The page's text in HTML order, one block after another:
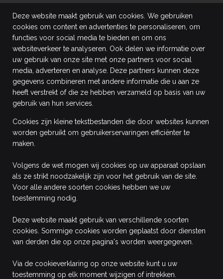
Deze website maakt gebruik van cookies. We gebruiken
cookies om content en advertenties te personaliseren, om
functies voor social media te bieden en om ons
websiteverkeer te analyseren. Ook delen we informatie over
uw gebruik van onze site met onze partners voor social
media, adverteren en analyse. Deze partners kunnen deze
gegevens combineren met andere informatie die u aan ze
heeft verstrekt of die ze hebben verzameld op basis van uw
gebruik van hun services.
Cookies zijn kleine tekstbestanden die door websites kunnen
worden gebruikt om gebruikerservaringen efficiënter te
maken.
Volgens de wet mogen wij cookies op uw apparaat opslaan
als ze strikt noodzakelijk zijn voor het gebruik van de site.
Voor alle andere soorten cookies hebben we uw
toestemming nodig.
Deze website maakt gebruik van verschillende soorten
cookies. Sommige cookies worden geplaatst door diensten
van derden die op onze pagina's worden weergegeven.
Via de cookieverklaring op onze website kunt u uw
toestemming op elk moment wijzigen of intrekken.